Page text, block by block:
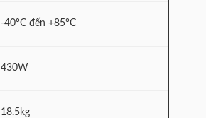
-40°C đến +85°C
430W
18.5kg